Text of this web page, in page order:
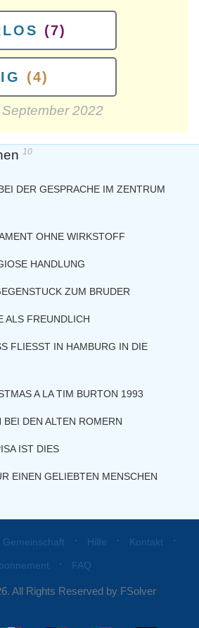
(7)
(4)
September 2022
10
DER GESPRACHE IM ZENTRUM
OHNE WIRKSTOFF
HANDLUNG
ZUM BRUDER
ALS FREUNDLICH
FLIESST IN HAMBURG IN DIE
A LA TIM BURTON 1993
BEI DEN ALTEN ROMERN
IST DIES
EINEN GELIEBTEN MENSCHEN
Gemeinschaft ⋅ Hilfe ⋅ Kontakt ⋅
⋅ FAQ
All Rights Reserved by FSolver